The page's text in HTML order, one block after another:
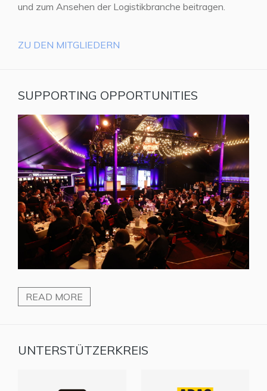
und zum Ansehen der Logistikbranche beitragen.
ZU DEN MITGLIEDERN
SUPPORTING OPPORTUNITIES
READ MORE
UNTERSTÜTZERKREIS